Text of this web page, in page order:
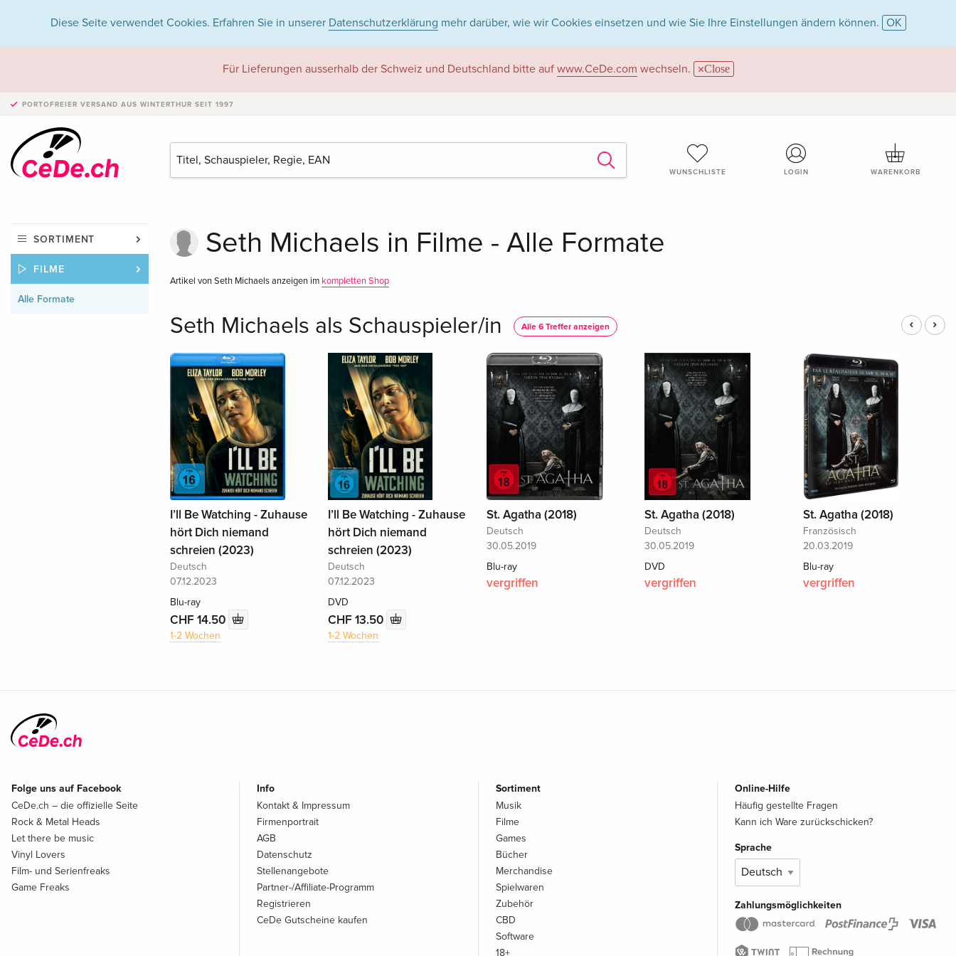
Diese Seite verwendet Cookies. Erfahren Sie in unserer Datenschutzerklärung mehr darüber, wie wir Cookies einsetzen und wie Sie Ihre Einstellungen ändern können. OK
Für Lieferungen ausserhalb der Schweiz und Deutschland bitte auf www.CeDe.com wechseln. Close
PORTOFREIER VERSAND AUS WINTERTHUR SEIT 1997
WUNSCHLISTE LOGIN WARENKORB
SORTIMENT
FILME
Alle Formate
Seth Michaels in Filme - Alle Formate
Artikel von Seth Michaels anzeigen im kompletten Shop
Seth Michaels als Schauspieler/in Alle 6 Treffer anzeigen
I’ll Be Watching - Zuhause
hört Dich niemand
schreien (2023)
Deutsch
07.12.2023
Blu-ray
CHF 14.50
1-2 Wochen
I’ll Be Watching - Zuhause
hört Dich niemand
schreien (2023)
Deutsch
07.12.2023
DVD
CHF 13.50
1-2 Wochen
St. Agatha (2018)
Deutsch
30.05.2019
Blu-ray
vergriffen
St. Agatha (2018)
Deutsch
30.05.2019
DVD
vergriffen
St. Agatha (2018)
Französisch
20.03.2019
Blu-ray
vergriffen
Folge uns auf Facebook
CeDe.ch – die offizielle Seite
Rock & Metal Heads
Let there be music
Vinyl Lovers
Film- und Serienfreaks
Game Freaks
Info
Kontakt & Impressum
Firmenportrait
AGB
Datenschutz
Stellenangebote
Partner-/Affiliate-Programm
Registrieren
CeDe Gutscheine kaufen
Sortiment
Musik
Filme
Games
Bücher
Merchandise
Spielwaren
Zubehör
CBD
Software
18+
Online-Hilfe
Häufig gestellte Fragen
Kann ich Ware zurückschicken?
Sprache
Zahlungsmöglichkeiten